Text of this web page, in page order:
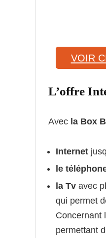
VOIR
L’offre
Avec la Box
Internet
le
la Tv avec
qui permet
Concernant
permettant